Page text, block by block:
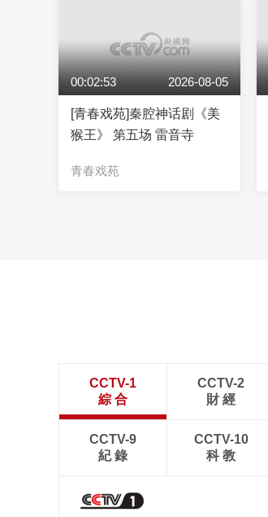
00:02:53 2026-08-05
[青春戏苑]秦腔神话剧《美
猴王》 第五场 雷音寺
青春戏苑
CCTV-1
綜 合
CCTV-2
財 經
CCTV-9
紀 錄
CCTV-10
科 教